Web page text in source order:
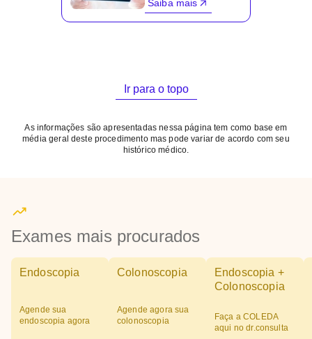
Saiba mais
Ir para o topo
As informações são apresentadas nessa página tem como base em
média geral deste procedimento mas pode variar de acordo com seu
histórico médico.
Exames mais procurados
Endoscopia
Agende sua
endoscopia agora
Colonoscopia
Agende agora sua
colonoscopia
Endoscopia +
Colonoscopia
Faça a COLEDA
aqui no dr.consulta